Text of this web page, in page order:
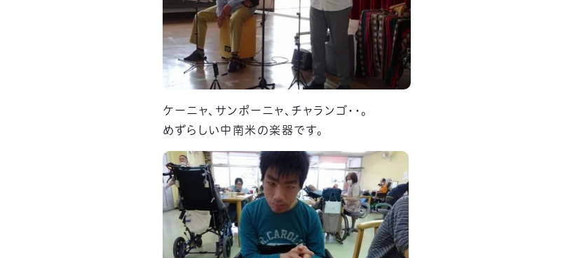
ケーニャ、サンポーニャ、チャランゴ・・。
めずらしい中南米の楽器です。